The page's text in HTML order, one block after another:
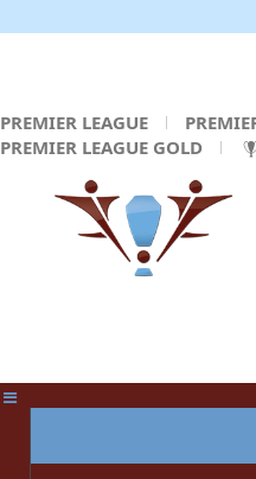
PREMIER LEAGUE
PREMIER LEAGUE GOLD